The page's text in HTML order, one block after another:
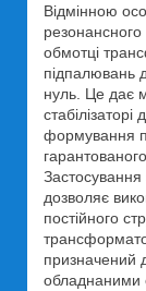
Відмінною
обмотці
підпалювань
нуль. Це дає
формування
Застосування
дозволяє
постійного
призначений
обладнаними